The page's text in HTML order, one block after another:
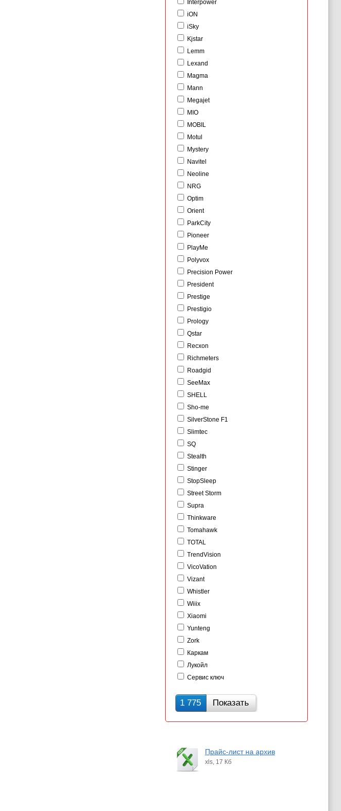
Interpower
iON
iSky
Kjstar
Lemm
Lexand
Magma
Mann
Megajet
MIO
MOBIL
Motul
Mystery
Navitel
Neoline
NRG
Optim
Orient
ParkCity
Pioneer
PlayMe
Polyvox
Precision Power
President
Prestige
Prestigio
Prology
Qstar
Recxon
Richmeters
Roadgid
SeeMax
SHELL
Sho-me
SilverStone F1
Slimtec
SQ
Stealth
Stinger
StopSleep
Street Storm
Supra
Thinkware
Tomahawk
TOTAL
TrendVision
VicoVation
Vizant
Whistler
Wiiix
Xiaomi
Yunteng
Zork
Каркам
Лукойл
Сервис ключ
1 775 Показать
Прайс-лист на архив
xls, 17 Кб